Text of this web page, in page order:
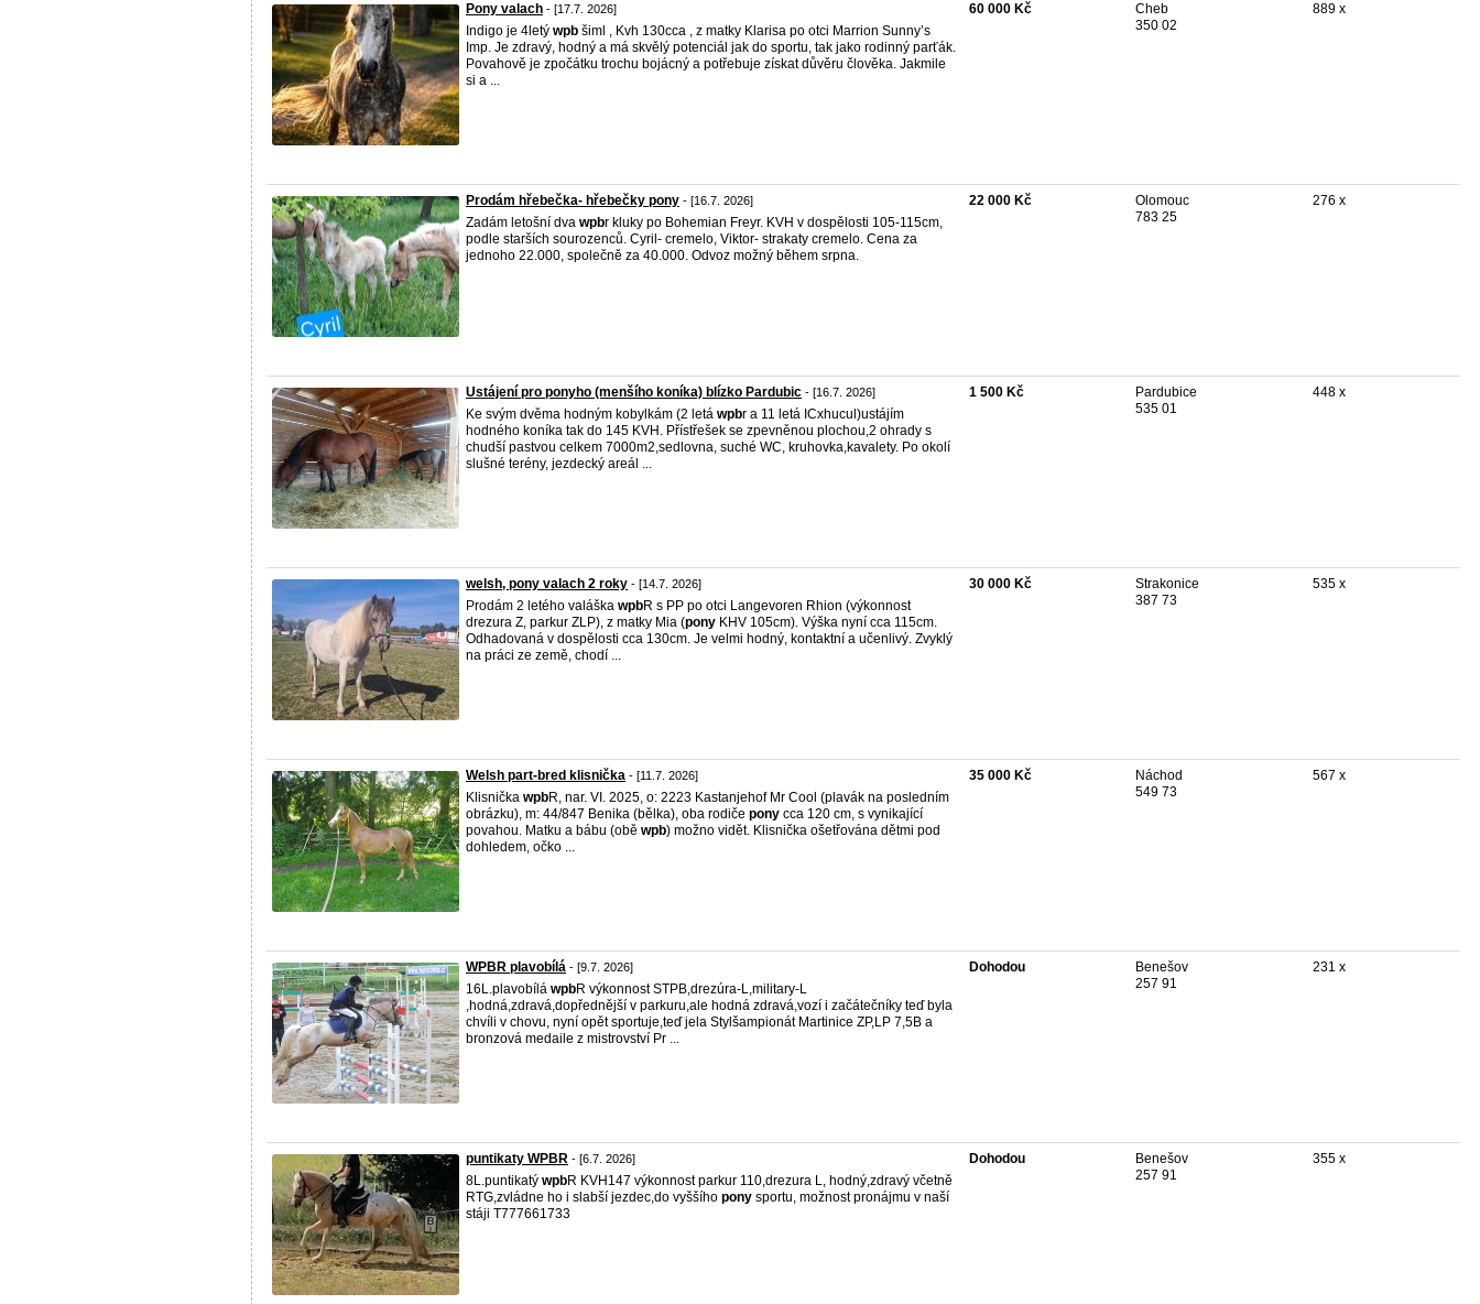
Pony valach - [17.7. 2026]
Indigo je 4letý wpb šiml , Kvh 130cca , z matky Klarisa po otci Marrion Sunny’s
Imp. Je zdravý, hodný a má skvělý potenciál jak do sportu, tak jako rodinný parťák.
Povahově je zpočátku trochu bojácný a potřebuje získat důvěru člověka. Jakmile
si a ...
60 000 Kč
Cheb
350 02
889 x
Prodám hřebečka- hřebečky pony - [16.7. 2026]
Zadám letošní dva wpbr kluky po Bohemian Freyr. KVH v dospělosti 105-115cm,
podle starších sourozenců. Cyril- cremelo, Viktor- strakaty cremelo. Cena za
jednoho 22.000, společně za 40.000. Odvoz možný během srpna.
22 000 Kč
Olomouc
783 25
276 x
Ustájení pro ponyho (menšího koníka) blízko Pardubic - [16.7. 2026]
Ke svým dvěma hodným kobylkám (2 letá wpbr a 11 letá ICxhucul)ustájím
hodného koníka tak do 145 KVH. Přístřešek se zpevněnou plochou,2 ohrady s
chudší pastvou celkem 7000m2,sedlovna, suché WC, kruhovka,kavalety. Po okolí
slušné terény, jezdecký areál ...
1 500 Kč
Pardubice
535 01
448 x
welsh, pony valach 2 roky - [14.7. 2026]
Prodám 2 letého valáška wpbR s PP po otci Langevoren Rhion (výkonnost
drezura Z, parkur ZLP), z matky Mia (pony KHV 105cm). Výška nyní cca 115cm.
Odhadovaná v dospělosti cca 130cm. Je velmi hodný, kontaktní a učenlivý. Zvyklý
na práci ze země, chodí ...
30 000 Kč
Strakonice
387 73
535 x
Welsh part-bred klisnička - [11.7. 2026]
Klisnička wpbR, nar. VI. 2025, o: 2223 Kastanjehof Mr Cool (plavák na posledním
obrázku), m: 44/847 Benika (bělka), oba rodiče pony cca 120 cm, s vynikající
povahou. Matku a bábu (obě wpb) možno vidět. Klisnička ošetřována dětmi pod
dohledem, očko ...
35 000 Kč
Náchod
549 73
567 x
WPBR plavobílá - [9.7. 2026]
16L.plavobílá wpbR výkonnost STPB,drezúra-L,military-L
,hodná,zdravá,dopřednější v parkuru,ale hodná zdravá,vozí i začátečníky teď byla
chvíli v chovu, nyní opět sportuje,teď jela Stylšampionát Martinice ZP,LP 7,5B a
bronzová medaile z mistrovství Pr ...
Dohodou
Benešov
257 91
231 x
puntikaty WPBR - [6.7. 2026]
8L.puntikatý wpbR KVH147 výkonnost parkur 110,drezura L, hodný,zdravý včetně
RTG,zvládne ho i slabší jezdec,do vyššího pony sportu, možnost pronájmu v naší
stáji T777661733
Dohodou
Benešov
257 91
355 x